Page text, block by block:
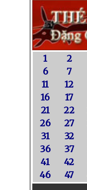
1 2
6
7
11
12
16
17
21
22
26
27
31
32
36
37
41
42
46
47